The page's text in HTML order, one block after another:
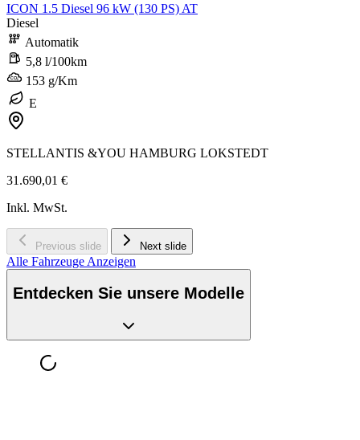
ICON 1.5 Diesel 96 kW (130 PS) AT
Diesel
Automatik
5,8 l/100km
153 g/Km
E
STELLANTIS &YOU HAMBURG LOKSTEDT
31.690,01 €
Inkl. MwSt.
Previous slide Next slide
Alle Fahrzeuge Anzeigen
Entdecken Sie unsere Modelle